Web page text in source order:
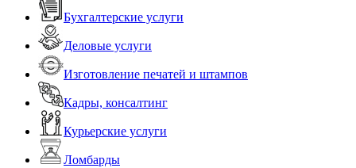
Бухгалтерские услуги
Деловые услуги
Изготовление печатей и штампов
Кадры, консалтинг
Курьерские услуги
Ломбарды